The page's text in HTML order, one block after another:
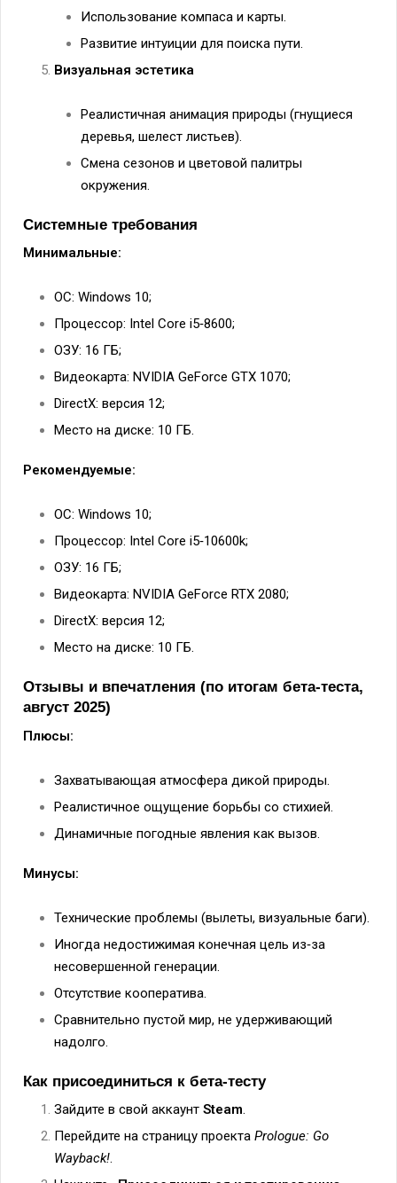
Использование компаса и карты.
Развитие интуиции для поиска пути.
Визуальная эстетика
Реалистичная анимация природы (гнущиеся
деревья, шелест листьев).
Смена сезонов и цветовой палитры
окружения.
Системные требования
Минимальные:
ОС: Windows 10;
Процессор: Intel Core i5‑8600;
ОЗУ: 16 ГБ;
Видеокарта: NVIDIA GeForce GTX 1070;
DirectX: версия 12;
Место на диске: 10 ГБ.
Рекомендуемые:
ОС: Windows 10;
Процессор: Intel Core i5‑10600k;
ОЗУ: 16 ГБ;
Видеокарта: NVIDIA GeForce RTX 2080;
DirectX: версия 12;
Место на диске: 10 ГБ.
Отзывы и впечатления (по итогам бета‑теста,
август 2025)
Плюсы:
Захватывающая атмосфера дикой природы.
Реалистичное ощущение борьбы со стихией.
Динамичные погодные явления как вызов.
Минусы:
Технические проблемы (вылеты, визуальные баги).
Иногда недостижимая конечная цель из‑за
несовершенной генерации.
Отсутствие кооператива.
Сравнительно пустой мир, не удерживающий
надолго.
Как присоединиться к бета‑тесту
Зайдите в свой аккаунт Steam.
Перейдите на страницу проекта Prologue: Go
Wayback!.